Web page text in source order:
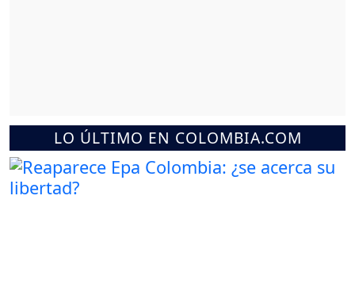
LO ÚLTIMO EN COLOMBIA.COM